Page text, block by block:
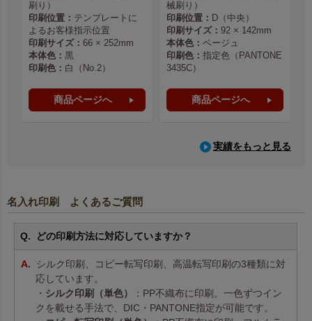
刷り）
印刷位置： テンプレートに
よるお客様指示位置
印刷サイズ： 66 × 252mm
本体色： 黒
印刷色： 白（No.2）
商品ページへ
械刷り）
印刷位置： D（中央）
印刷サイズ： 92 × 142mm
本体色： ベージュ
印刷色： 指定色（PANTONE
3435C）
商品ページへ
実績をもっと見る
名入れ印刷 よくあるご質問
どの印刷方法に対応していますか？
シルク印刷、コピー転写印刷、高温転写印刷の3種類に対
応しています。
・ シルク印刷（単色）
：PP不織布に印刷。一色ずつイン
クを載せる手法で、DIC・PANTONE指定が可能です。